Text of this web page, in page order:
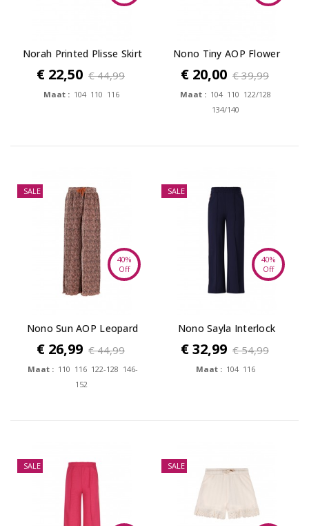
Norah Printed Plisse Skirt
€ 22,50 € 44,99
Maat : 104 110 116
Nono Tiny AOP Flower
plissee top...
€ 20,00 € 39,99
Maat : 104 110 122/128
134/140
SALE
40%
Off
Nono Sun AOP Leopard
Plissee...
€ 26,99 € 44,99
Maat : 110 116 122-128 146-
152
SALE
40%
Off
Nono Sayla Interlock
Wide Leg Pants
€ 32,99 € 54,99
Maat : 104 116
SALE SALE